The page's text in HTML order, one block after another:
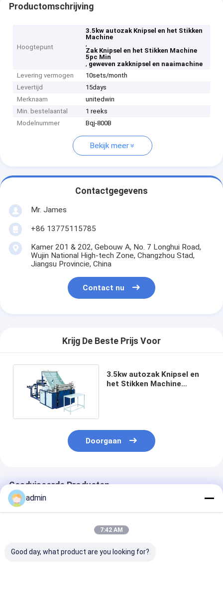
Productomschrijving
Hoogtepunt
3.5kw autozak Knipsel en het Stikken
Machine
,
Zak Knipsel en het Stikken Machine
5pc Min
, geweven zakknipsel en naaimachine
Levering vermogen
10sets/month
Levertijd
15days
Merknaam
unitedwin
Min. bestelaantal
1 reeks
Modelnummer
Bqj-800B
Bekijk meer
Contactgegevens
Mr. James
+86 13775115785
Kamer 201 & 202, Gebouw A, No. 7 Longhui Road,
Wujin National High-tech Zone, Changzhou Stad,
Jiangsu Provincie, China
Contact nu
Krijg De Beste Prijs Voor
3.5kw autozak Knipsel en
het Stikken Machine
Doorgaan
Geadviseerde Producten
admin
7:42 AM
Good day, what product are you looking for?